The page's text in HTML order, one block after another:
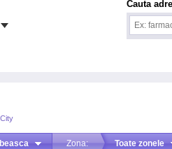
Zona: Toate zonele
Cauta